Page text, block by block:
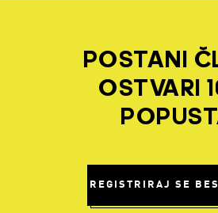
POSTANI
OSTVARI
REGISTRIRAJ SE